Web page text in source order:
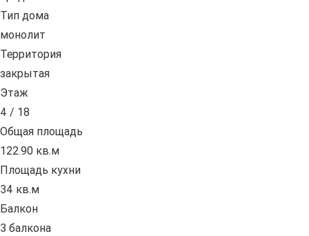
Тип дома
монолит
Территория
закрытая
Этаж
4 / 18
Общая площадь
122.90 кв.м
Площадь кухни
34 кв.м
Балкон
3 балкона